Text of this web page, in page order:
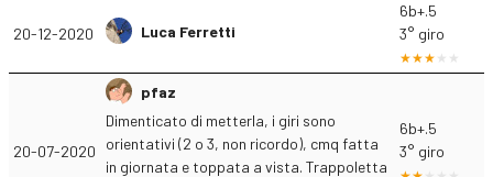
20-12-2020 Luca Ferretti
6b+.5
3° giro
20-07-2020
pfaz
Dimenticato di metterla, i giri sono
orientativi (2 o 3, non ricordo), cmq fatta
in giornata e toppata a vista. Trappoletta
6b+.5
3° giro